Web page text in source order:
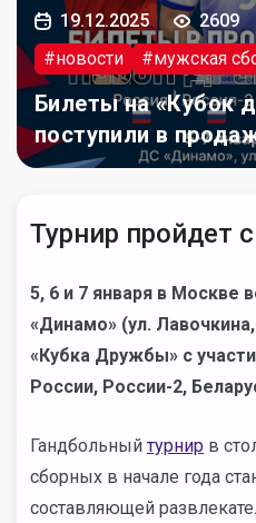
19.12.2025
2609
#новости
#мужская
Билеты на «Кубок
поступили в
Турнир пройдет
5, 6 и 7 января в Москве
«Динамо» (ул.
«Кубка Дружбы» с
России, России-2,
Гандбольный турнир в
сборных в начале года
составляющей